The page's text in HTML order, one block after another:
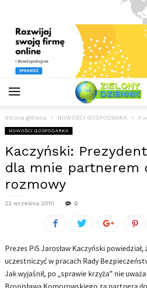
Strona główna NOWOŚCI GOSPODARKA
NOWOŚCI GOSPODARKA
Kaczyński:
dla mnie partnerem
rozmowy
23 września 2010 0
Prezes PiS Jarosław Kaczyński
uczestniczyć w pracach Rady
Jak wyjaśnił, po „sprawie krzyża” nie
Bronisława Komorowskiego za partnera